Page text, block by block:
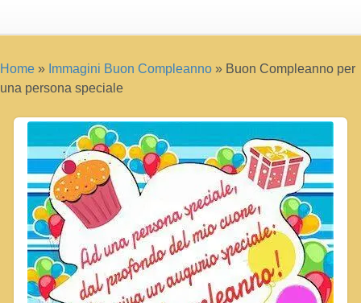
Home » Immagini Buon Compleanno » Buon Compleanno per
una persona speciale